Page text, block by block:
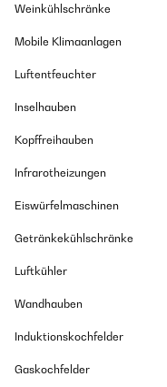
Weinkühlschränke
Mobile Klimaanlagen
Luftentfeuchter
Inselhauben
Kopffreihauben
Infrarotheizungen
Eiswürfelmaschinen
Getränkekühlschränke
Luftkühler
Wandhauben
Induktionskochfelder
Gaskochfelder